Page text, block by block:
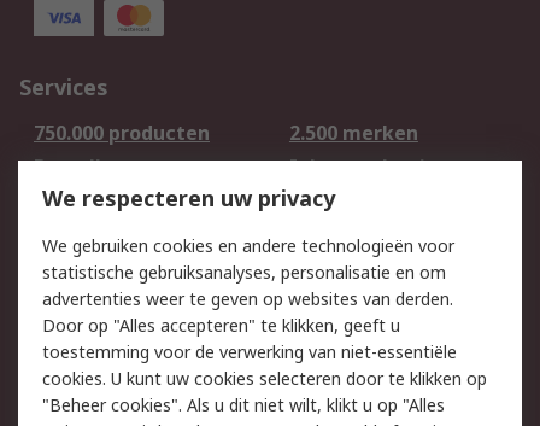
Services
750.000 producten
2.500 merken
Bestellen
Inkoopoplossingen
Retouren
Technisch advies
Track & Trace
Wettelijk
Cookiebeleid
Email veiligheid
Privacybeleid -
Bijgewerkt
Websitevoorwaarden
We respecteren uw privacy
We gebruiken cookies en andere technologieën voor
statistische gebruiksanalyses, personalisatie en om
advertenties weer te geven op websites van derden.
Door op "Alles accepteren" te klikken, geeft u
toestemming voor de verwerking van niet-essentiële
cookies. U kunt uw cookies selecteren door te klikken op
"Beheer cookies". Als u dit niet wilt, klikt u op "Alles